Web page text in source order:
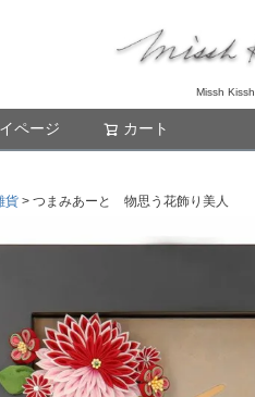
Missh Kissh
ページ カート
貨 つまみあーと 物思う花飾り美人